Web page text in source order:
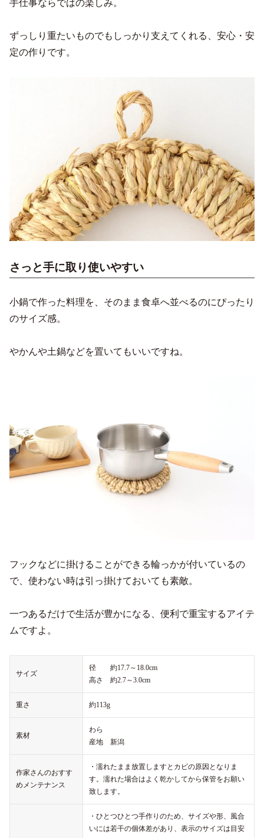
手仕事ならではの楽しみ。
ずっしり重たいものでもしっかり支えてくれる、安心・安
定の作りです。
さっと手に取り使いやすい
小鍋で作った料理を、そのまま食卓へ並べるのにぴったり
のサイズ感。
やかんや土鍋などを置いてもいいですね。
フックなどに掛けることができる輪っかが付いているの
で、使わない時は引っ掛けておいても素敵。
一つあるだけで生活が豊かになる、便利で重宝するアイテ
ムですよ。
サイズ
径 約17.7～18.0cm
高さ 約2.7～3.0cm
重さ 約113g
素材
わら
産地 新潟
作家さんのおすす
めメンテナンス
・濡れたまま放置しますとカビの原因となりま
す。濡れた場合はよく乾かしてから保管をお願い
致します。
・ひとつひとつ手作りのため、サイズや形、風合
いには若干の個体差があり、表示のサイズは目安